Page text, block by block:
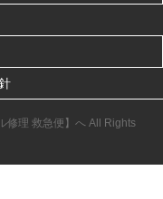
修理 救急便】へ All Rights